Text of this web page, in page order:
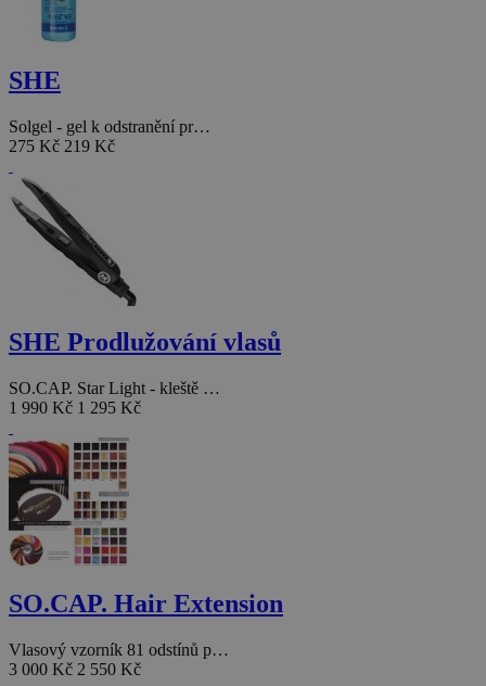
SHE
Solgel - gel k odstranění pr…
275 Kč 219 Kč
SHE Prodlužování vlasů
SO.CAP. Star Light - kleště …
1 990 Kč 1 295 Kč
SO.CAP. Hair Extension
Vlasový vzorník 81 odstínů p…
3 000 Kč 2 550 Kč